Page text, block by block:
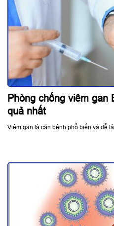
Phòng chống viêm gan
quả nhất
Viêm gan là căn bệnh phổ biến và dễ